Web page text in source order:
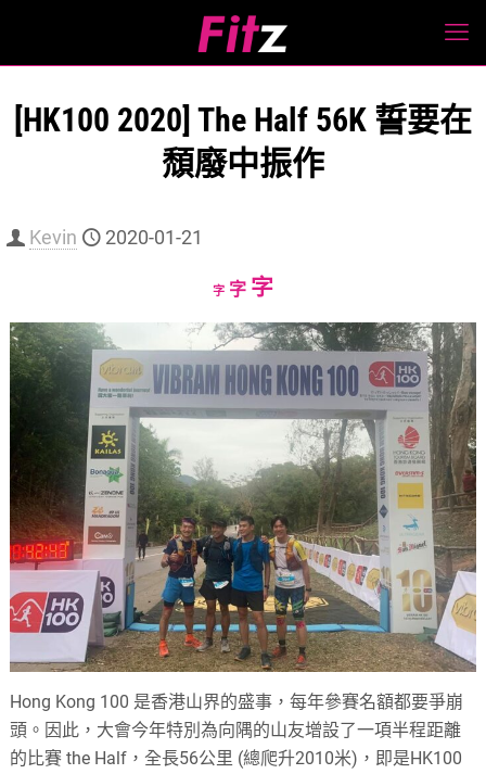
[HK100 2020] The Half 56K 誓要在
頹廢中振作
Kevin 2020-01-21
字Decrease
size.
字Reset
size.
字Increase
size.
Hong Kong 100 是香港山界的盛事，每年參賽名額都要爭崩
頭。因此，大會今年特別為向隅的山友增設了一項半程距離
的比賽 the Half，全長56公里 (總爬升2010米)，即是HK100